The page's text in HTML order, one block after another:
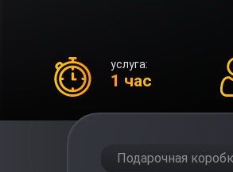
услуга:
1 час
Подарочная